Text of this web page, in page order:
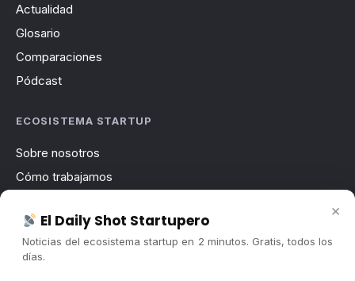
Actualidad
Glosario
Comparaciones
Pódcast
ECOSISTEMA STARTUP
Sobre nosotros
Cómo trabajamos
Contacto
Publicidad
×
El Daily Shot Startupero
Noticias del ecosistema startup en 2 minutos. Gratis, todos los
días.